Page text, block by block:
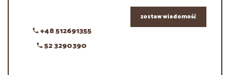
+48 512691355
52 3290390
zostaw wiadomość